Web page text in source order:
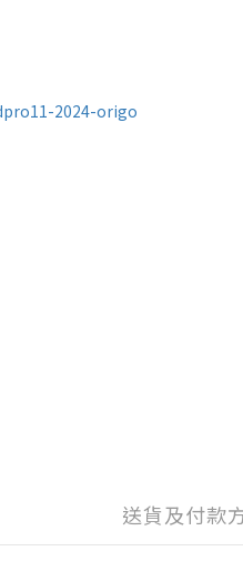
送貨及付款